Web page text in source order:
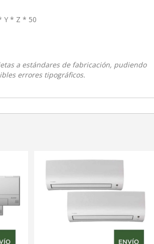
Y * Z * 50
a estándares de fabricación, pudiendo
errores tipográficos.